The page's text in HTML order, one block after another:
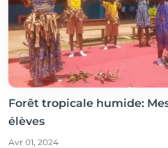
Forêt tropicale humide:
élèves
Avr 01, 2024